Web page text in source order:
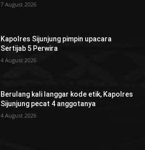
7 August 2026
Kapolres Sijunjung pimpin upacara
Sertijab 5 Perwira
4 August 2026
Berulang kali langgar kode etik, Kapolres
Sijunjung pecat 4 anggotanya
4 August 2026